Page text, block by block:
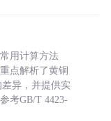
用计算方法
点解析了黄铜
差异，并提供实
考GB/T 4423-